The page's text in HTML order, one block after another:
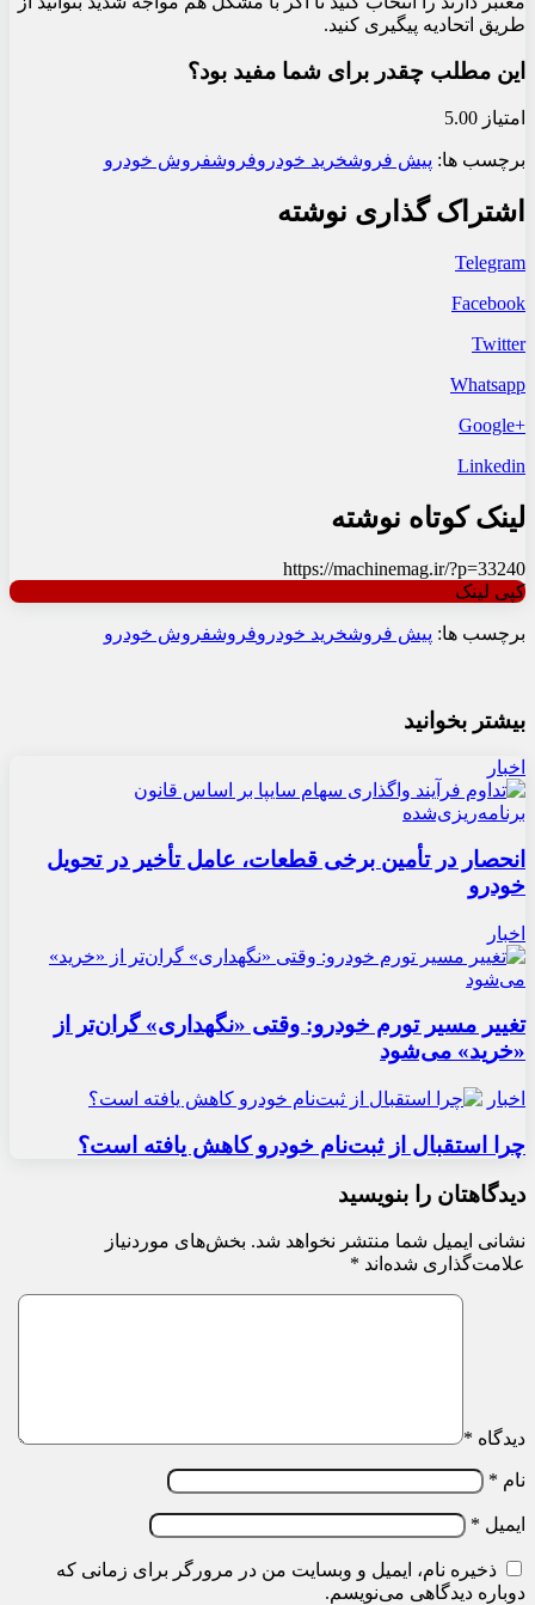
طریق اتحادیه پیگیری کنید.
این مطلب چقدر برای شما مفید بود؟
امتیاز 5.00
برچسب ها: پیش فروشخرید خودروفروشفروش خودرو
اشتراک گذاری نوشته
Telegram
Facebook
Twitter
Whatsapp
+Google
Linkedin
لینک کوتاه نوشته
https://machinemag.ir/?p=33240
کپی لینک
برچسب ها: پیش فروشخرید خودروفروشفروش خودرو
بیشتر بخوانید
اخبار
انحصار در تأمین برخی قطعات، عامل تأخیر در تحویل
خودرو
اخبار
تغییر مسیر تورم خودرو: وقتی «نگهداری» گران‌تر از
«خرید» می‌شود
اخبار
چرا استقبال از ثبت‌نام خودرو کاهش یافته است؟
دیدگاهتان را بنویسید
نشانی ایمیل شما منتشر نخواهد شد. بخش‌های موردنیاز
علامت‌گذاری شده‌اند *
دیدگاه *
نام *
ایمیل *
ذخیره نام، ایمیل و وبسایت من در مرورگر برای زمانی که
دوباره دیدگاهی می‌نویسم.